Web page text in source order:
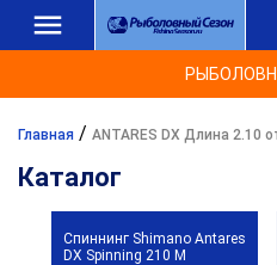
Главная / ANTARES DX Длина 2.10
Каталог
Спиннинг Shimano Antares
DX Spinning 210 M